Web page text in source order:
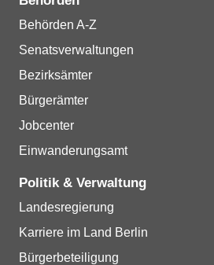
Behörden A-Z
Senatsverwaltungen
Bezirksämter
Bürgerämter
Jobcenter
Einwanderungsamt
Politik & Verwaltung
Landesregierung
Karriere im Land Berlin
Bürgerbeteiligung